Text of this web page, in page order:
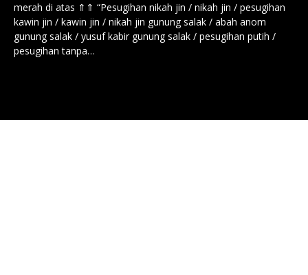
merah di atas ⇑⇑ “Pesugihan nikah jin / nikah jin / pesugihan
kawin jin / kawin jin / nikah jin gunung salak / abah anom
gunung salak / yusuf kabir gunung salak / pesugihan putih /
pesugihan tanpa…